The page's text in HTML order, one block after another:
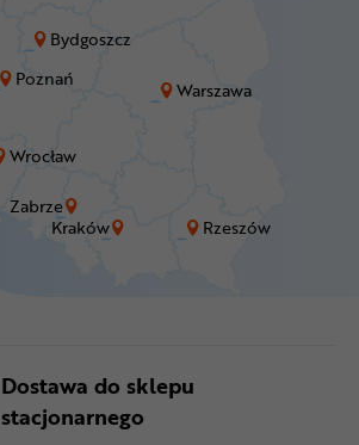
Bydgoszcz
Kraków
Poznań
Rzeszów
Warszawa
Wrocław
Zabrze
Dostawa do sklepu
stacjonarnego